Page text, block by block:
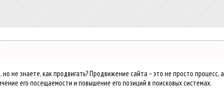
не знаете, как продвигать? Продвижение сайта – это не просто процесс, а
его посещаемости и повышение его позиций в поисковых системах.